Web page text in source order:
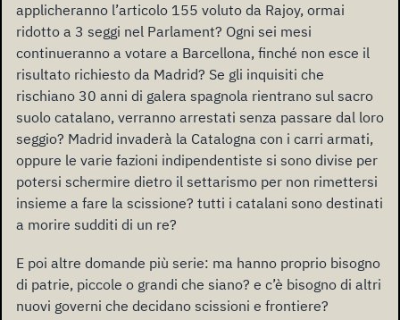
applicheranno l’articolo 155 voluto da Rajoy, ormai
ridotto a 3 seggi nel Parlament? Ogni sei mesi
continueranno a votare a Barcellona, finché non esce il
risultato richiesto da Madrid? Se gli inquisiti che
rischiano 30 anni di galera spagnola rientrano sul sacro
suolo catalano, verranno arrestati senza passare dal loro
seggio? Madrid invaderà la Catalogna con i carri armati,
oppure le varie fazioni indipendentiste si sono divise per
potersi schermire dietro il settarismo per non rimettersi
insieme a fare la scissione? tutti i catalani sono destinati
a morire sudditi di un re?
E poi altre domande più serie: ma hanno proprio bisogno
di patrie, piccole o grandi che siano? e c’è bisogno di altri
nuovi governi che decidano scissioni e frontiere?